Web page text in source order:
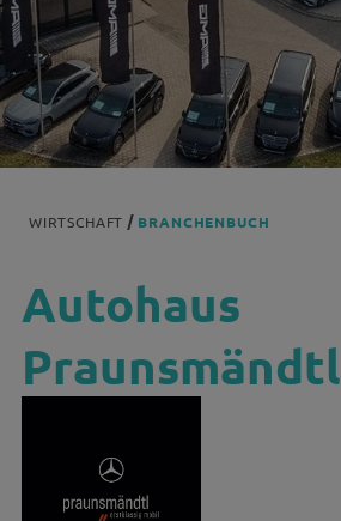
WIRTSCHAFT BRANCHENBUCH
Autohaus
Praunsmändtl